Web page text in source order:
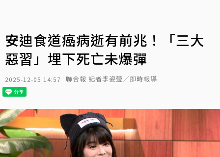
安迪食道癌病逝有前兆！「三大
惡習」埋下死亡未爆彈
2025-12-05 14:57 聯合報 記者李姿瑩／即時報導